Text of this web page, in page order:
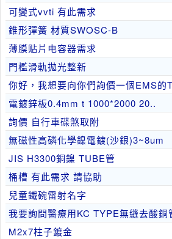
可變式vvti 有此需求
錐形彈簧 材質SWOSC-B
薄膜贴片电容器需求
門檻滑軌拋光整新
電鍍鋅板0.4mm t 1000*2000 20..
詢價 自行車碟煞取附
無磁性高磷化學鎳電鍍(沙銀)3~8um
JIS H3300銅鎳 TUBE管
桶槽 有此需求 請協助
兒童鐵碗雷射名字
M2x7柱子鍍金